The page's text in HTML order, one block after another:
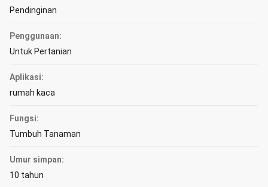
Pendinginan
Penggunaan:
Untuk Pertanian
Aplikasi:
rumah kaca
Fungsi:
Tumbuh Tanaman
Umur simpan:
10 tahun